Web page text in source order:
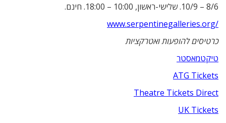
8/6 – 10/9. שלישי-ראשון, 10:00 – 18:00. חינם.
/www.serpentinegalleries.org
כרטיסים להופעות ואטרקציות
טיקטמאסטר
ATG Tickets
Theatre Tickets Direct
UK Tickets